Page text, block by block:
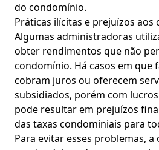
do condomínio.
Práticas ilícitas e prejuízos aos
Algumas administradoras
obter rendimentos que não
condomínio. Há casos em que
cobram juros ou oferecem
subsidiados, porém com
pode resultar em prejuízos
das taxas condominiais para
Para evitar esses problemas,